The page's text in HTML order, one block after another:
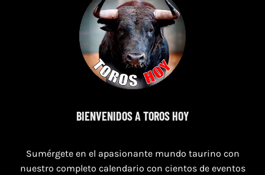
8 de agosto de 2026
TOROS SAN AGUSTÍN Y SAN MARCOS
CASTELLÓN DEL 8 AL 10 DE AGOSTO 2026
BIENVENIDOS A TOROS HOY
Sumérgete en el apasionante mundo taurino con
nuestro completo calendario con cientos de eventos